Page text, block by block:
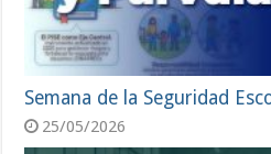
Semana de la Seguridad
25/05/2026